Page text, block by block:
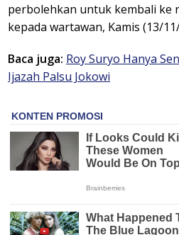
perbolehkan untuk kembali ke
kepada wartawan, Kamis (13/
Baca juga: Roy Suryo Hanya
Ijazah Palsu Jokowi